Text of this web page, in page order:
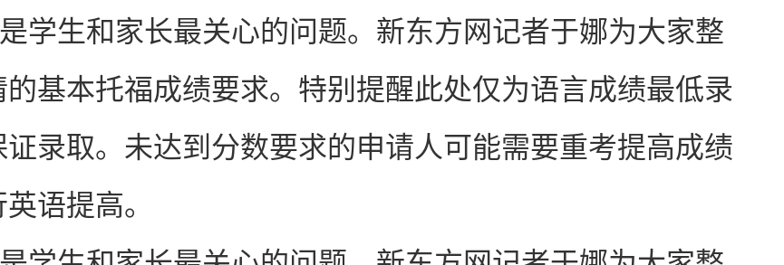
生和家长最关心的问题。新东方网记者于娜为大家整
基本托福成绩要求。特别提醒此处仅为语言成绩最低录
录取。未达到分数要求的申请人可能需要重考提高成绩
语提高。